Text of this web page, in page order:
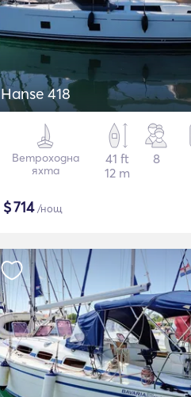
Hanse 418
Ветроходна
яхта
41 ft
12 m
8
$714/нощ